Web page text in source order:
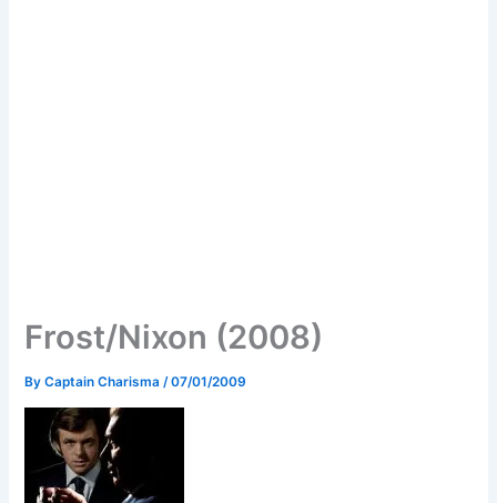
Frost/Nixon (2008)
ByCaptain Charisma /07/01/2009